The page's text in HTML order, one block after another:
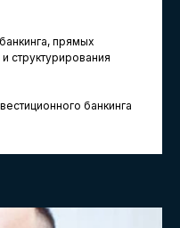
прямых
структурирования
банкинга